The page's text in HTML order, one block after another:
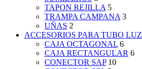
TAPON REJILLA 5
TRAMPA CAMPANA 3
UÑAS 2
ACCESORIOS PARA TUBO LUZ
CAJA OCTAGONAL 6
CAJA RECTANGULAR 6
CONECTOR SAP 10